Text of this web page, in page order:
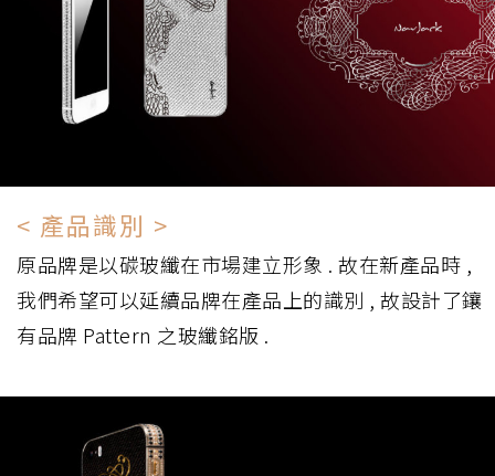
< 產品識別 >
原品牌是以碳玻纖在市場建立形象 . 故在新產品時 ,
我們希望可以延續品牌在產品上的識別 , 故設計了鑲
有品牌 Pattern 之玻纖銘版 .